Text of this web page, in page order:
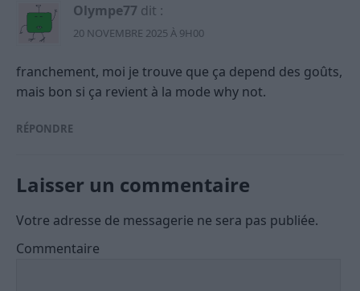
Olympe77 dit :
20 NOVEMBRE 2025 À 9H00
franchement, moi je trouve que ça depend des goûts,
mais bon si ça revient à la mode why not.
RÉPONDRE
Laisser un commentaire
Votre adresse de messagerie ne sera pas publiée.
Commentaire